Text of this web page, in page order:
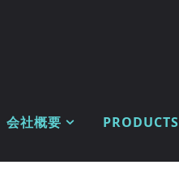
会社概要 PRODUCTS